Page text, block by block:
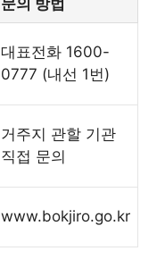
문의 방법
대표전화 1600-
0777 (내선 1번)
거주지 관할 기관
직접 문의
www.bokjiro.go.kr